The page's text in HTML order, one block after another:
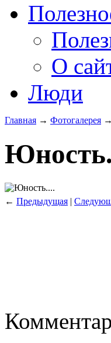
О
Люди
Главная → Фотогалерея →
← Предыдущая |